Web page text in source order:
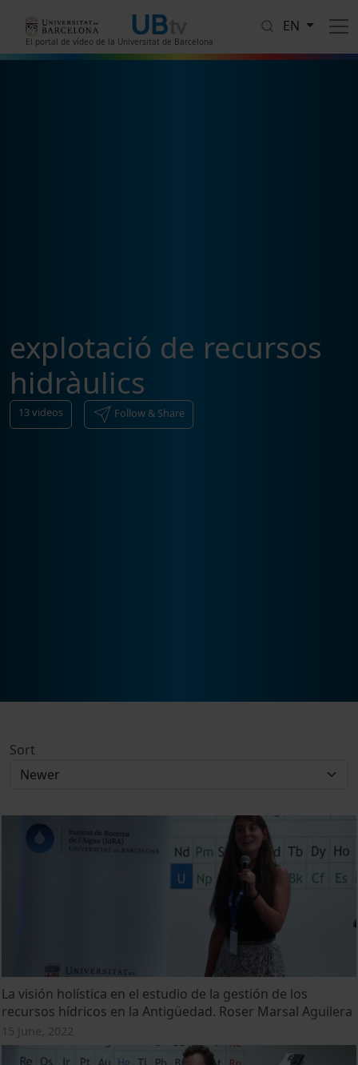
El portal de vídeo de la Universitat de Barcelona
EN
explotació de recursos
hidràulics
13videos Follow & Share
Sort
La visión holística en el estudio de la gestión de los
recursos hídricos en la Antigüedad. Roser Marsal Aguilera
15 June, 2022